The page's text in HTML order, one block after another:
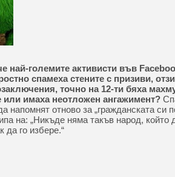
най-големите активисти във
спамеха стените с призиви,
точно на 12-ти бяха
имаха неотложен ангажимент?
напомнят отново за „гражданската си
на: „Никъде няма такъв народ, който
да го избере.“